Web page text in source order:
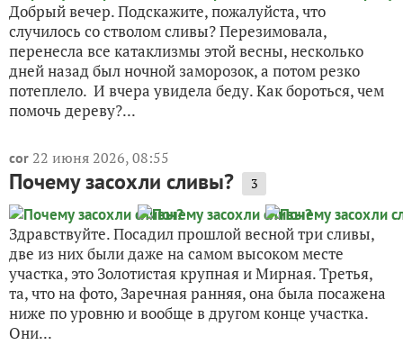
Добрый вечер. Подскажите, пожалуйста, что
случилось со стволом сливы? Перезимовала,
перенесла все катаклизмы этой весны, несколько
дней назад был ночной заморозок, а потом резко
потеплело. И вчера увидела беду. Как бороться, чем
помочь дереву?...
cor 22 июня 2026, 08:55
Почему засохли сливы? 3
Здравствуйте. Посадил прошлой весной три сливы,
две из них были даже на самом высоком месте
участка, это Золотистая крупная и Мирная. Третья,
та, что на фото, Заречная ранняя, она была посажена
ниже по уровню и вообще в другом конце участка.
Они...